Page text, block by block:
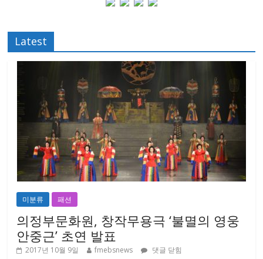
Latest
미분류 패션
의정부문화원, 창작무용극 ‘불멸의 영웅
안중근’ 초연 발표
2017년 10월 9일 fmebsnews 댓글 닫힘